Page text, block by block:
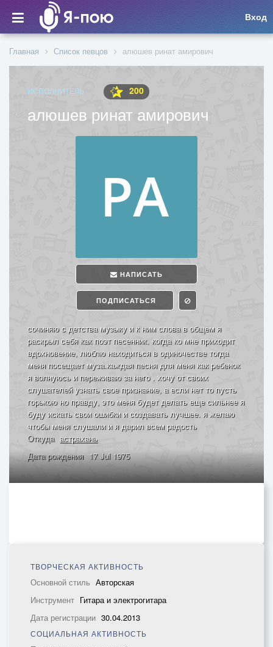
Вход
Главная Список певцов алюшев ринат амирович
ИСПОЛНИТЕЛЬ 200
алюшев ринат амирович
НАПИСАТЬ
ПОДПИСАТЬСЯ
сочиняю с детства музыку и к ним слова в общем я
раскрыл себя как поэт песенник. когда ко мне приходит
вдохновение, люблю находиться в одиночестве тогда
меня посещает муза.каждая песня для меня как ребенок
я волнуюсь и переживаю за него . хочу от своих
слушателей узнать свое признание, а если нет то пусть
горькою но правду, это меня будет делать еще сильнее я
буду искать свои ошибки и создавать лучшее. я желаю
чтобы меня слушали и я дарил всем радость
Откуда астрахань
Дата рождения 17 Jul 1975
ТВОРЧЕСКАЯ АКТИВНОСТЬ
Основной стиль Авторская
Инструмент Гитара и электрогитара
Дата регистрации 30.04.2013
СОЦИАЛЬНАЯ АКТИВНОСТЬ